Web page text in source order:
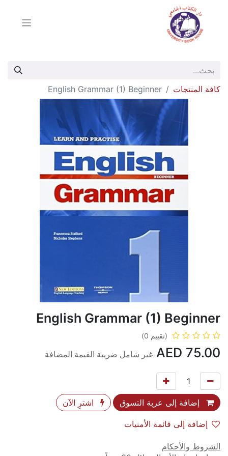
كافة المنتجات English Grammar (1) Beginner
English Grammar (1) Beginner
(تقييم 0)
75.00 غير شامل ضريبة القيمة المضافة
إضافة إلى عربة التسوق اشترِ الآن
إضافة إلى قائمة الأمنيات
الشروط والأحكام